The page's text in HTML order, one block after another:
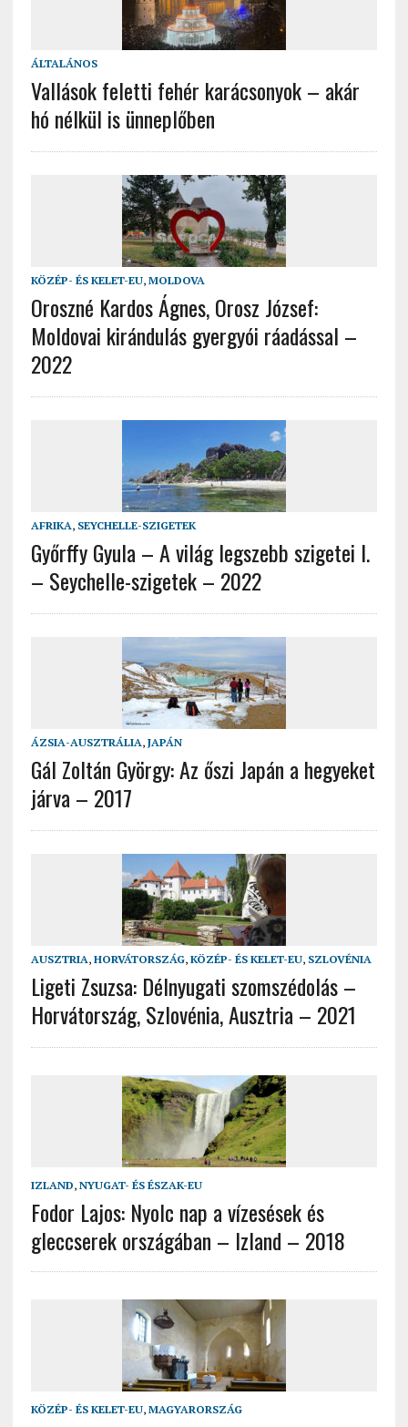
ÁLTALÁNOS
Vallások feletti fehér karácsonyok – akár
hó nélkül is ünneplőben
KÖZÉP- ÉS KELET-EU, MOLDOVA
Oroszné Kardos Ágnes, Orosz József:
Moldovai kirándulás gyergyói ráadással –
2022
AFRIKA, SEYCHELLE-SZIGETEK
Győrffy Gyula – A világ legszebb szigetei I.
– Seychelle-szigetek – 2022
ÁZSIA-AUSZTRÁLIA, JAPÁN
Gál Zoltán György: Az őszi Japán a hegyeket
járva – 2017
AUSZTRIA, HORVÁTORSZÁG, KÖZÉP- ÉS KELET-EU, SZLOVÉNIA
Ligeti Zsuzsa: Délnyugati szomszédolás –
Horvátország, Szlovénia, Ausztria – 2021
IZLAND, NYUGAT- ÉS ÉSZAK-EU
Fodor Lajos: Nyolc nap a vízesések és
gleccserek országában – Izland – 2018
KÖZÉP- ÉS KELET-EU, MAGYARORSZÁG